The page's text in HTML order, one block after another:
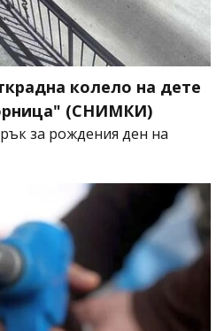
колело на дете
(СНИМКИ)
за рождения ден на